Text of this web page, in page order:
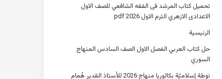
تحميل كتاب المرشد فى الفقه الشافعي للصف الاول
الاعدادى الازهري الترم الاول 2026 pdf
الرئيسية
حل كتاب العربي الفصل الاول الصف السادس المنهاج
السوري
نوطة إسلاميّة بكالوريا منهاج 2026 للأستاذ القدير هُمام